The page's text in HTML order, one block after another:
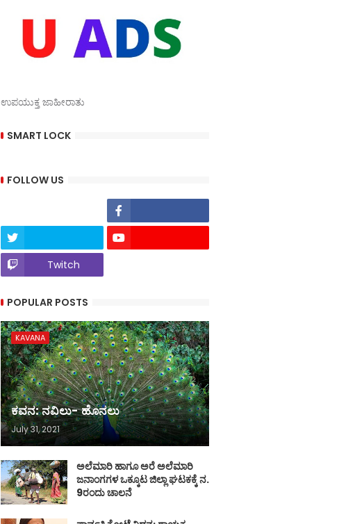
ಉಪಯುಕ್ತ ಜಾಹೀರಾತು
SMART LOCK
FOLLOW US
Twitch
POPULAR POSTS
KAVANA
ಕವನ: ನವಿಲು- ಹೊನಲು
July 31, 2021
ಅಲೆಮಾರಿ ಹಾಗೂ ಅರೆ ಅಲೆಮಾರಿ
ಜನಾಂಗಗಳ ಒಕ್ಕೂಟ ಜಿಲ್ಲಾ ಘಟಕಕ್ಕೆ ನ.
9ರಂದು ಚಾಲನೆ